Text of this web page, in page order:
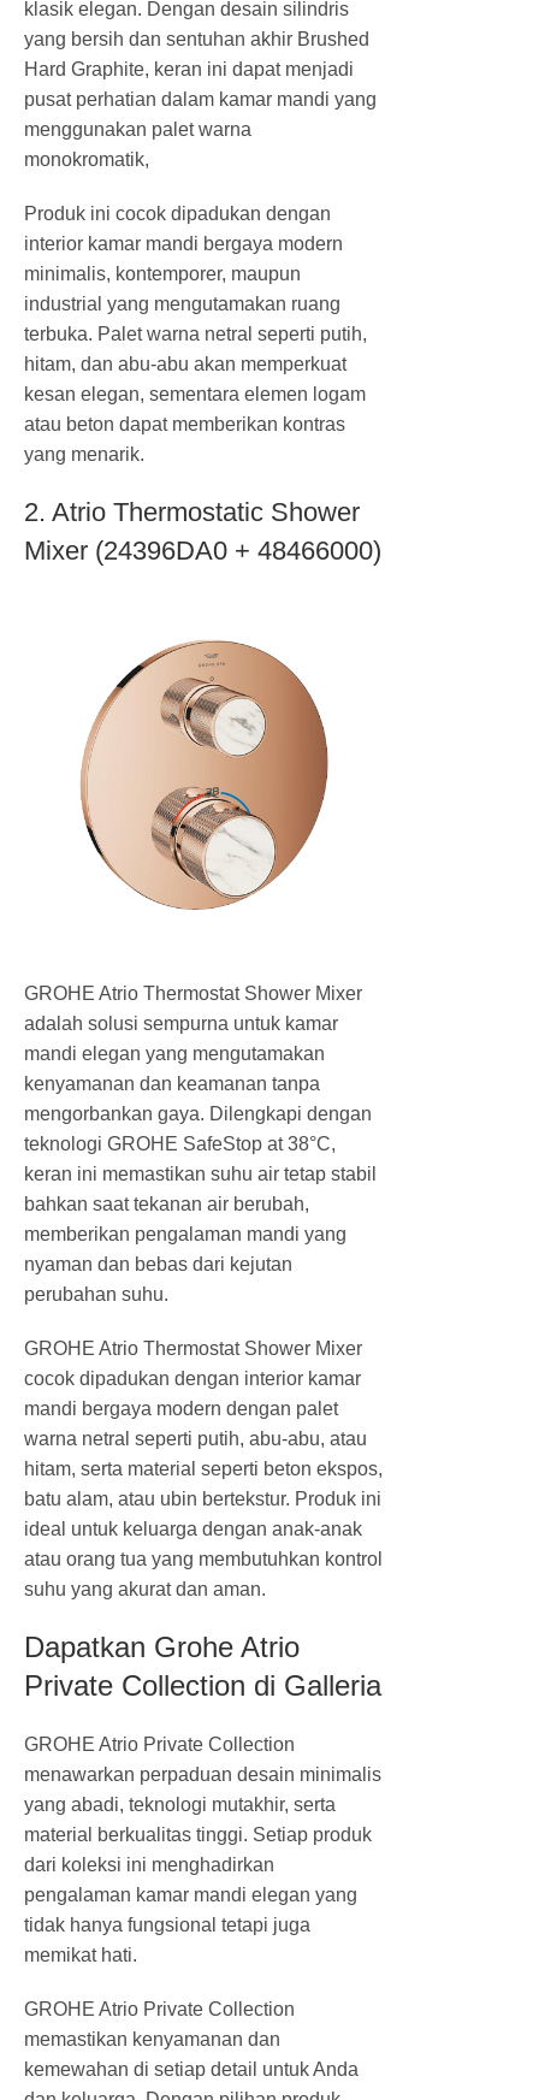
klasik elegan. Dengan desain silindris
yang bersih dan sentuhan akhir Brushed
Hard Graphite, keran ini dapat menjadi
pusat perhatian dalam kamar mandi yang
menggunakan palet warna
monokromatik,
Produk ini cocok dipadukan dengan
interior kamar mandi bergaya modern
minimalis, kontemporer, maupun
industrial yang mengutamakan ruang
terbuka. Palet warna netral seperti putih,
hitam, dan abu-abu akan memperkuat
kesan elegan, sementara elemen logam
atau beton dapat memberikan kontras
yang menarik.
2. Atrio Thermostatic Shower
Mixer (24396DA0 + 48466000)
GROHE Atrio Thermostat Shower Mixer
adalah solusi sempurna untuk kamar
mandi elegan yang mengutamakan
kenyamanan dan keamanan tanpa
mengorbankan gaya. Dilengkapi dengan
teknologi GROHE SafeStop at 38°C,
keran ini memastikan suhu air tetap stabil
bahkan saat tekanan air berubah,
memberikan pengalaman mandi yang
nyaman dan bebas dari kejutan
perubahan suhu.
GROHE Atrio Thermostat Shower Mixer
cocok dipadukan dengan interior kamar
mandi bergaya modern dengan palet
warna netral seperti putih, abu-abu, atau
hitam, serta material seperti beton ekspos,
batu alam, atau ubin bertekstur. Produk ini
ideal untuk keluarga dengan anak-anak
atau orang tua yang membutuhkan kontrol
suhu yang akurat dan aman.
Dapatkan Grohe Atrio
Private Collection di Galleria
GROHE Atrio Private Collection
menawarkan perpaduan desain minimalis
yang abadi, teknologi mutakhir, serta
material berkualitas tinggi. Setiap produk
dari koleksi ini menghadirkan
pengalaman kamar mandi elegan yang
tidak hanya fungsional tetapi juga
memikat hati.
GROHE Atrio Private Collection
memastikan kenyamanan dan
kemewahan di setiap detail untuk Anda